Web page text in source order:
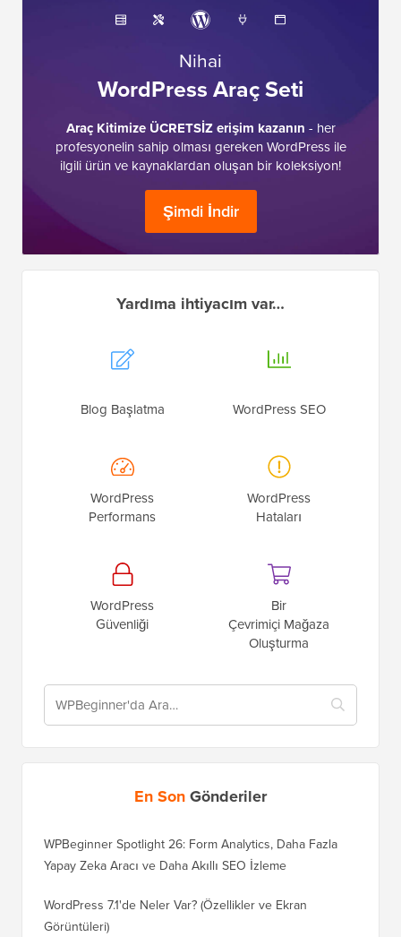
Nihai
WordPress Araç Seti
Araç Kitimize ÜCRETSİZ erişim kazanın - her
profesyonelin sahip olması gereken WordPress ile
ilgili ürün ve kaynaklardan oluşan bir koleksiyon!
Şimdi İndir
Yardıma ihtiyacım var…
Blog Başlatma WordPress SEO
WordPress
Performans
WordPress
Hataları
WordPress
Güvenliği
Bir
Çevrimiçi Mağaza
Oluşturma
En SonGönderiler
WPBeginner Spotlight 26: Form Analytics, Daha Fazla
Yapay Zeka Aracı ve Daha Akıllı SEO İzleme
WordPress 7.1'de Neler Var? (Özellikler ve Ekran
Görüntüleri)